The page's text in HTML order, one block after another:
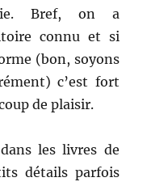
Bref, on a
connu et si
(bon, soyons
c’est fort
de plaisir.
les livres de
détails parfois